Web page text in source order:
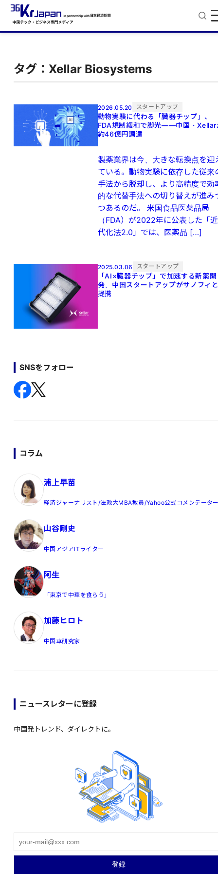
タグ：Xellar Biosystems
2026.05.20 スタートアップ
動物実験に代わる「臓器チップ」、
FDA規制緩和で脚光――中国・Xellar
約46億円調達
製薬業界は今、大きな転換点を迎
ている。動物実験に依存した従来
手法から脱却し、より高精度で効
的な代替手法への切り替えが進み
つあるのだ。 米国食品医薬品局
（FDA）が2022年に公表した「近
代化法2.0」では、医薬品 […]
2025.03.06 スタートアップ
「AI×臓器チップ」で加速する新薬開
発、中国スタートアップがサノフィ
提携
SNSをフォロー
コラム
浦上早苗
経済ジャーナリスト/法政大MBA教員/Yahoo公式コメンテータ
山谷剛史
中国アジアITライター
阿生
「東京で中華を食らう」
加藤ヒロト
中国車研究家
ニュースレターに登録
中国発トレンド、ダイレクトに。